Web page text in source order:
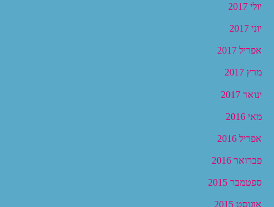
יולי 2017
יוני 2017
אפריל 2017
מרץ 2017
ינואר 2017
מאי 2016
אפריל 2016
פברואר 2016
ספטמבר 2015
אוגוסט 2015